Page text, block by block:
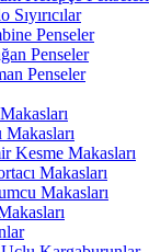
Sıyırıcılar
Penseler
Penseler
Penseler
Kesme Makasları
Makasları
Makasları